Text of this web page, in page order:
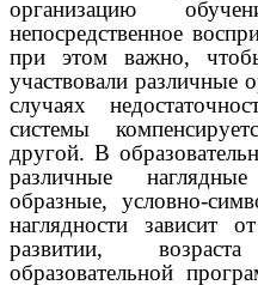
организацию
непосредственное
при этом важно,
участвовали различные
случаях
системы
другой. В
различные
образные, условно-
наглядности зависит
развитии,
образовательной